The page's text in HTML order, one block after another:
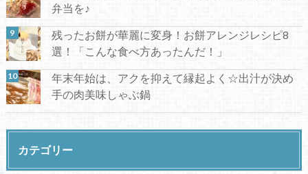
弁当を♪
残ったお餅が華麗に変身！お餅アレンジレシピ8
選！「こんな食べ方あったんだ！」
年末年始は、アクを抑えて縁起よく☆出汁が決め
手の肉美味しゃぶ鍋
カテゴリー